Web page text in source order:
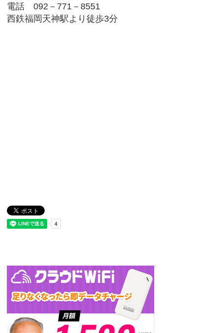
電話 092－771－8551
西鉄福岡天神駅より徒歩3分